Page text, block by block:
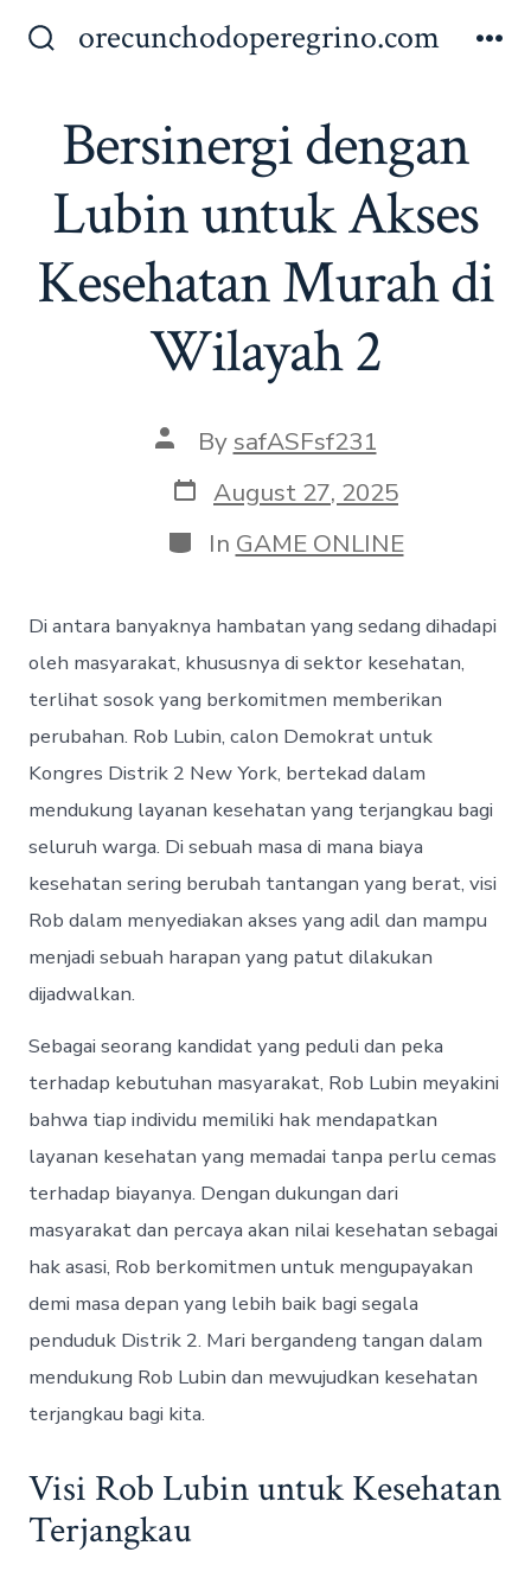
orecunchodoperegrino.com
Bersinergi dengan
Lubin untuk Akses
Kesehatan Murah di
Wilayah 2
Post
author
By safASFsf231
Post
date
August 27, 2025
Categories
In GAME ONLINE
Di antara banyaknya hambatan yang sedang dihadapi
oleh masyarakat, khususnya di sektor kesehatan,
terlihat sosok yang berkomitmen memberikan
perubahan. Rob Lubin, calon Demokrat untuk
Kongres Distrik 2 New York, bertekad dalam
mendukung layanan kesehatan yang terjangkau bagi
seluruh warga. Di sebuah masa di mana biaya
kesehatan sering berubah tantangan yang berat, visi
Rob dalam menyediakan akses yang adil dan mampu
menjadi sebuah harapan yang patut dilakukan
dijadwalkan.
Sebagai seorang kandidat yang peduli dan peka
terhadap kebutuhan masyarakat, Rob Lubin meyakini
bahwa tiap individu memiliki hak mendapatkan
layanan kesehatan yang memadai tanpa perlu cemas
terhadap biayanya. Dengan dukungan dari
masyarakat dan percaya akan nilai kesehatan sebagai
hak asasi, Rob berkomitmen untuk mengupayakan
demi masa depan yang lebih baik bagi segala
penduduk Distrik 2. Mari bergandeng tangan dalam
mendukung Rob Lubin dan mewujudkan kesehatan
terjangkau bagi kita.
Visi Rob Lubin untuk Kesehatan
Terjangkau